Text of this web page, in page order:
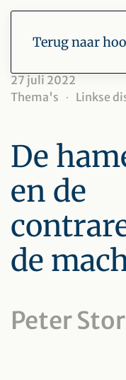
Terug naar
27 juli 2022
Thema's
Linkse
De
en de
de
Peter